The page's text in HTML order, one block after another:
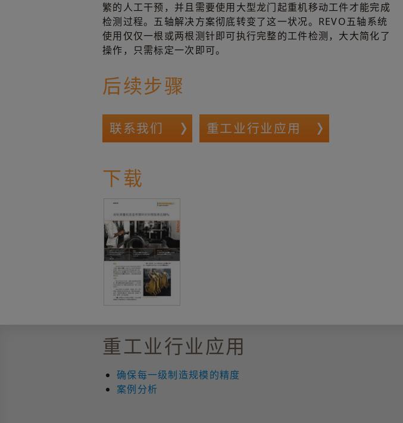
繁的人工干预，并且需要使用大型龙门起重机移动工件才能完成
检测过程。五轴解决方案彻底转变了这一状况。REVO五轴系统
使用仅仅一根或两根测针即可执行完整的工件检测，大大简化了
操作，只需标定一次即可。
后续步骤
联系我们 重工业行业应用
下载
重工业行业应用
确保每一级制造规模的精度
案例分析